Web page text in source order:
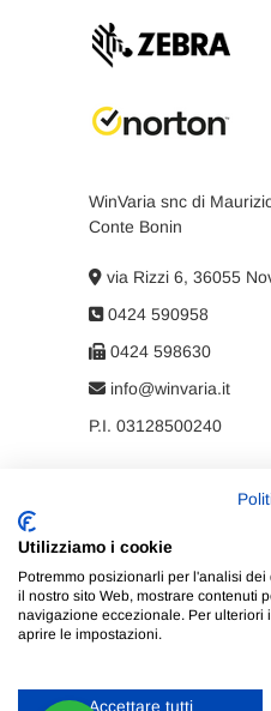
WinVaria snc di
Conte Bonin
via Rizzi 6, 36055
0424 590958
0424 598630
info@winvaria.it
P.I. 03128500240
Utilizziamo i cookie
Potremmo posizionarli per l'analisi
il nostro sito Web, mostrare contenuti
navigazione eccezionale. Per
aprire le impostazioni.
Accettare tutti